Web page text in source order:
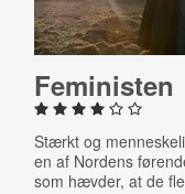
Fe­mi­ni­sten
Stærkt og
en af Nordens
som hævder, at de